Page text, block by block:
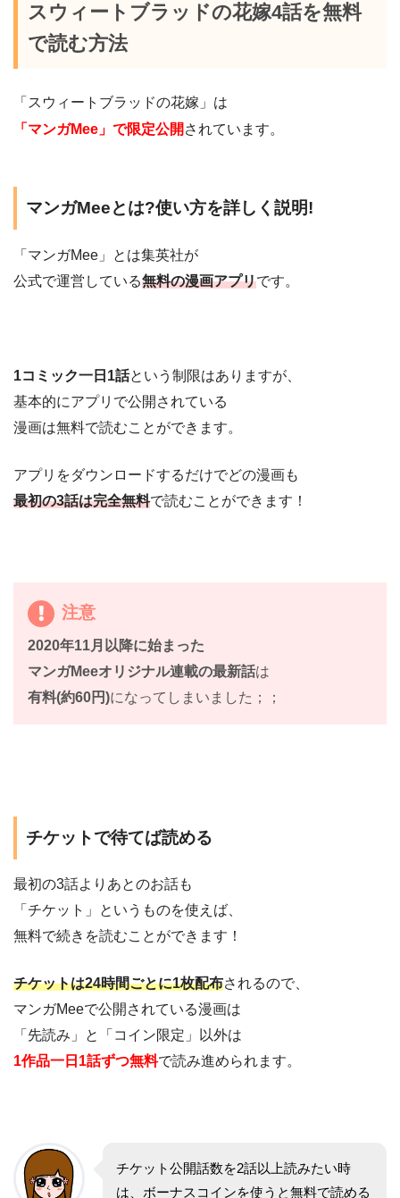
スウィートブラッドの花嫁4話を無料
で読む方法
「スウィートブラッドの花嫁」は
「マンガMee」で限定公開 されています。
マンガMeeとは?使い方を詳しく説明!
「マンガMee」とは集英社が
公式で運営している無料の漫画アプリです。
1コミック一日1話という制限はありますが、
基本的にアプリで公開されている
漫画は無料で読むことができます。
アプリをダウンロードするだけでどの漫画も
最初の3話は完全無料で読むことができます！
注意
2020年11月以降に始まった
マンガMeeオリジナル連載の最新話は
有料(約60円)になってしまいました；；
チケットで待てば読める
最初の3話よりあとのお話も
「チケット」というものを使えば、
無料で続きを読むことができます！
チケットは24時間ごとに1枚配布されるので、
マンガMeeで公開されている漫画は
「先読み」と「コイン限定」以外は
1作品一日1話ずつ無料で読み進められます。
チケット公開話数を2話以上読みたい時
は、ボーナスコインを使うと無料で読める